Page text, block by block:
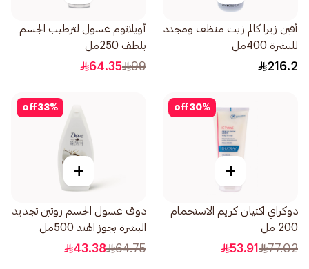
أفين زيرا كالم زيت منظف ومجدد
للبشرة 400مل
216.2
أويلاتوم غسول لترطيب الجسم
بلطف 250مل
99
64.35
30%
off
+
دوكراي اكتيان كريم الاستحمام
200 مل
77.02
53.91
33%
off
+
دوڤ غسول الجسم روتين تجديد
البشرة بجوز الهند 500مل
64.75
43.38